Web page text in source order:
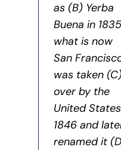
as (B) Yerba
Buena in
what is now
San
was taken
over by the
United
1846 and
renamed it